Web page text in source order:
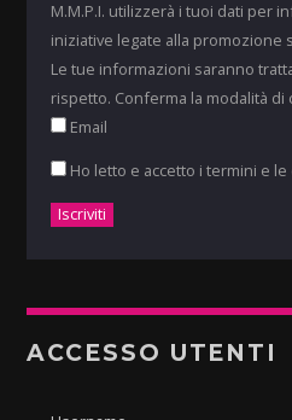
M.M.P.I. utilizzerà i tuoi dati per
iniziative legate alla promozione
Le tue informazioni saranno
rispetto. Conferma la modalità
Email
Ho letto e accetto i termini e
ACCESSO UTENTI